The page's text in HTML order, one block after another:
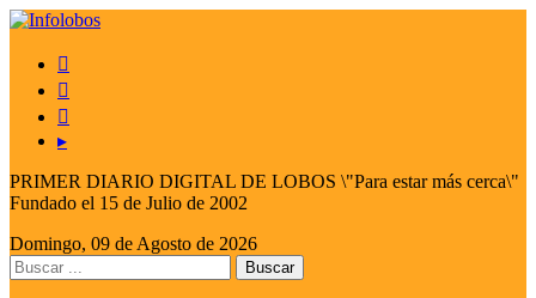



▸
PRIMER DIARIO DIGITAL DE LOBOS \"Para estar más cerca\"
Fundado el 15 de Julio de 2002
Domingo, 09 de Agosto de 2026